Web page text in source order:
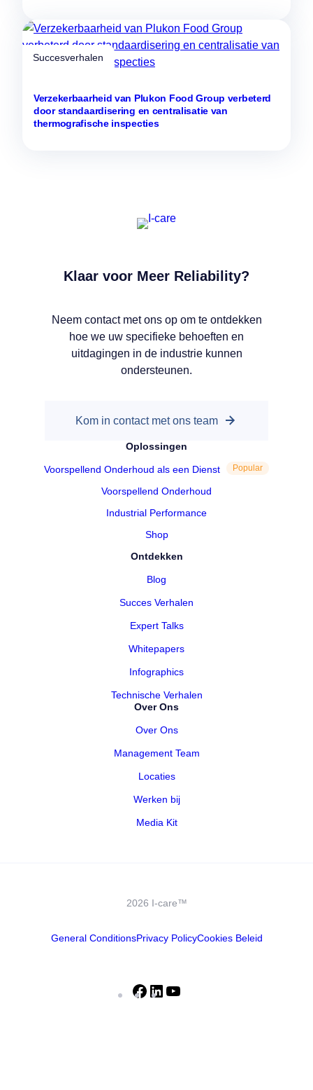
Succesverhalen
Verzekerbaarheid van Plukon Food Group verbeterd
door standaardisering en centralisatie van
thermografische inspecties
Klaar voor Meer Reliability?
Neem contact met ons op om te ontdekken
hoe we uw specifieke behoeften en
uitdagingen in de industrie kunnen
ondersteunen.
Kom in contact met ons team
Oplossingen
Voorspellend Onderhoud als een Dienst Popular
Voorspellend Onderhoud
Industrial Performance
Shop
Ontdekken
Blog
Succes Verhalen
Expert Talks
Whitepapers
Infographics
Technische Verhalen
Over Ons
Over Ons
Management Team
Locaties
Werken bij
Media Kit
2026 I-care™
General ConditionsPrivacy PolicyCookies Beleid
Facebook
LinkedIn